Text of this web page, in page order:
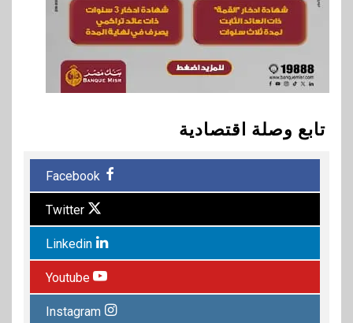
تابع وصلة اقتصادية
Facebook
Twitter
Linkedin
Youtube
Instagram